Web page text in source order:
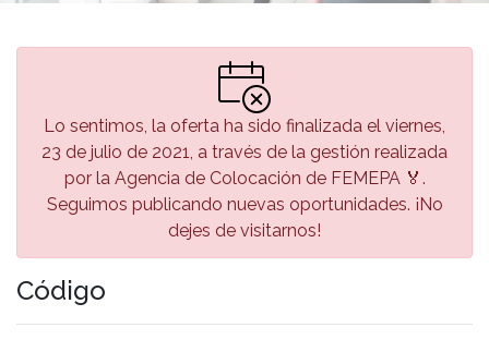
Lo sentimos, la oferta ha sido finalizada el viernes,
23 de julio de 2021, a través de la gestión realizada
por la Agencia de Colocación de FEMEPA 🏅.
Seguimos publicando nuevas oportunidades. ¡No
dejes de visitarnos!
Código